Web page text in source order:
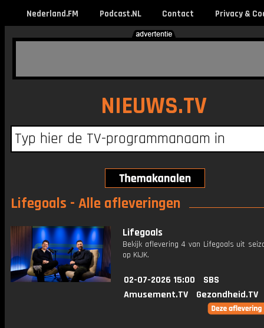
Nederland.FM Podcast.NL Contact Privacy &
NIEUWS.TV
Lifegoals - Alle afleveringen
Lifegoals
Bekijk aflevering 4 van Lifegoals uit
op KIJK.
02-07-2026 15:00
SBS
Amusement.TV
Gezondheid.TV